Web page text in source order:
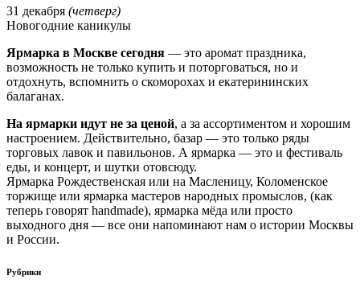
31 декабря (четверг)
Новогодние каникулы
Ярмарка в Москве сегодня — это аромат праздника,
возможность не только купить и поторговаться, но и
отдохнуть, вспомнить о скоморохах и екатерининских
балаганах.
На ярмарки идут не за ценой, а за ассортиментом и хорошим
настроением. Действительно, базар — это только ряды
торговых лавок и павильонов. А ярмарка — это и фестиваль
еды, и концерт, и шутки отовсюду.
Ярмарка Рождественская или на Масленицу, Коломенское
торжище или ярмарка мастеров народных промыслов, (как
теперь говорят handmade), ярмарка мёда или просто
выходного дня — все они напоминают нам о истории Москвы
и России.
Рубрики